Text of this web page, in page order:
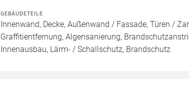
GEBÄUDETEILE
Innenwand, Decke, Außenwand / Fassade, Türen /
Graffitientfernung, Algensanierung,
Innenausbau, Lärm- / Schallschutz, Brandschutz